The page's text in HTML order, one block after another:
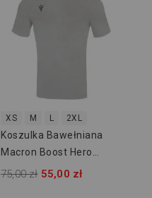
XS M L 2XL
Koszulka Bawełniana
Macron Boost Hero
918719
75,00 zł 55,00 zł